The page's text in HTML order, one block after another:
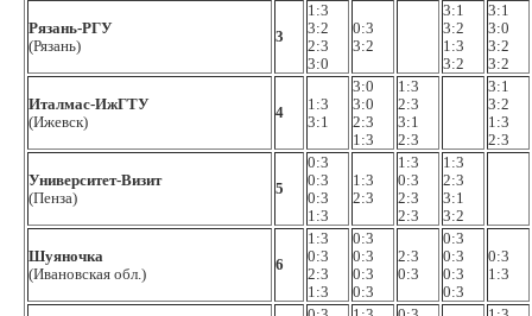
Рязань-РГУ
(Рязань)
3
1:3
3:2
2:3
3:0
0:3
3:2
3:1
3:2
1:3
3:2
3:1
3:0
3:2
3:2
Италмас-ИжГТУ
(Ижевск)
4
1:3
3:1
3:0
3:0
2:3
1:3
1:3
2:3
3:1
2:3
3:1
3:2
1:3
2:3
Университет-Визит
(Пенза)
5
0:3
0:3
0:3
1:3
1:3
2:3
1:3
0:3
2:3
2:3
1:3
2:3
3:1
3:2
Шуяночка
(Ивановская обл.)
6
1:3
0:3
2:3
1:3
0:3
0:3
0:3
0:3
2:3
0:3
0:3
0:3
0:3
0:3
0:3
1:3